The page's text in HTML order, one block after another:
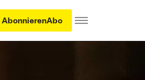
AbonnierenAbo